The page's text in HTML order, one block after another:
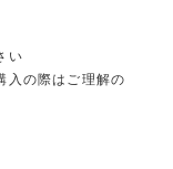
い
の際はご理解の